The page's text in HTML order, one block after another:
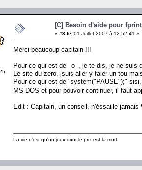
[C] Besoin d'aide pour
« #3 le: 01 Juillet 2007 à 12:52:41 »
Merci beaucoup capitain !!!
Pour ce qui est de _o_, je te dis, je ne suis
Le site du zero, jsuis aller y faier un tou
Pour ce qui est de "system("PAUSE");"
MS-DOS et pour pouvoir continuer, il faut
Edit : Capitain, un conseil, n'éssaille
La vie n'est qu'un jeux dont le prix est la mort.